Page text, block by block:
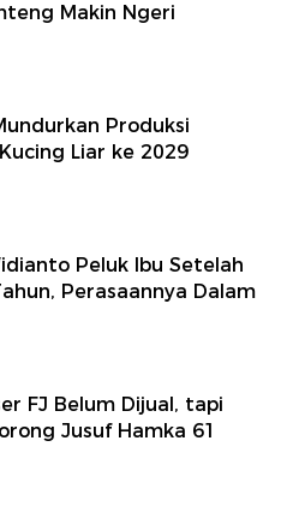
Makin Ngeri
Produksi
Liar ke 2029
Peluk Ibu Setelah
Perasaannya Dalam
FJ Belum Dijual, tapi
Jusuf Hamka 61